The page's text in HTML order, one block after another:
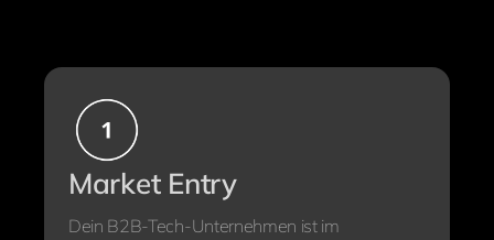
Market Entry
Dein B2B-Tech-Unternehmen ist im